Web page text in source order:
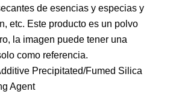
de esencias y especias y
etc. Este producto es un polvo
la imagen puede tener una
como referencia.